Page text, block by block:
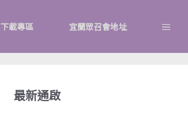
下載專區 宜蘭眾召會地址
最新通啟